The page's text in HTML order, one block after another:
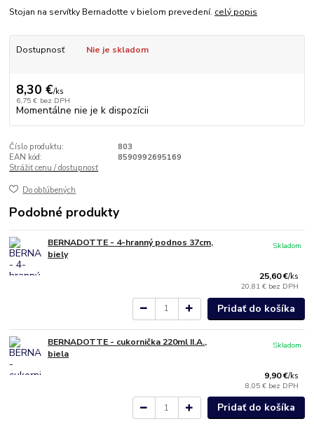
Stojan na servítky Bernadotte v bielom prevedení. celý popis
Dostupnosť Nie je skladom
8,30 €/ks
6,75 € bez DPH
Momentálne nie je k dispozícii
Číslo produktu:
803
EAN kód:
8590992695169
Strážiť cenu / dostupnosť
Do obľúbených
Podobné produkty
BERNADOTTE - 4-hranný podnos 37cm,
biely
25,60 €/ks
20,81 € bez DPH
Skladom
Pridať do košíka
BERNADOTTE - cukornička 220ml II.A.,
biela
9,90 €/ks
8,05 € bez DPH
Skladom
Pridať do košíka